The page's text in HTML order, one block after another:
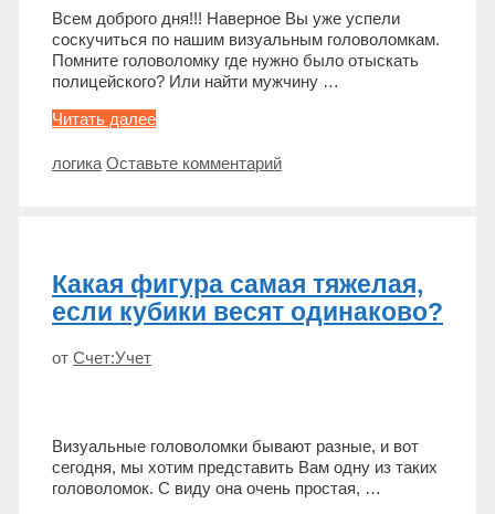
Всем доброго дня!!! Наверное Вы уже успели
соскучиться по нашим визуальным головоломкам.
Помните головоломку где нужно было отыскать
полицейского? Или найти мужчину …
Читать далееНужно
зверям
Метки
логика Оставьте комментарий
Какая фигура самая тяжелая,
если кубики весят одинаково?
от Счет:Учет
Визуальные головоломки бывают разные, и вот
сегодня, мы хотим представить Вам одну из таких
головоломок. С виду она очень простая, …